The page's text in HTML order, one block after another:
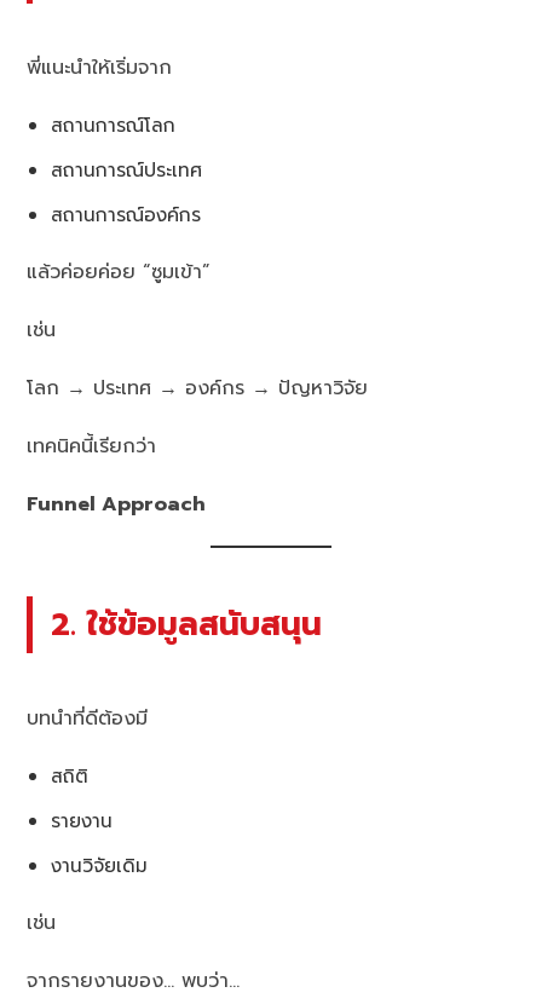
พี่แนะนำให้เริ่มจาก
สถานการณ์โลก
สถานการณ์ประเทศ
สถานการณ์องค์กร
แล้วค่อยค่อย “ซูมเข้า”
เช่น
โลก → ประเทศ → องค์กร → ปัญหาวิจัย
เทคนิคนี้เรียกว่า
Funnel Approach
2. ใช้ข้อมูลสนับสนุน
บทนำที่ดีต้องมี
สถิติ
รายงาน
งานวิจัยเดิม
เช่น
จากรายงานของ… พบว่า…